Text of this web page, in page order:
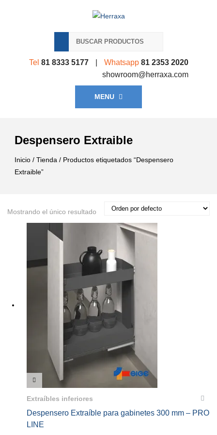
Tel 81 8333 5177 Whatsapp 81 2353 2020
showroom@herraxa.com
MENU
Despensero Extraible
Inicio / Tienda / Productos etiquetados “Despensero
Extraible”
Mostrando el único resultado
VISTA RÁPIDA
Extraíbles inferiores
Despensero Extraíble para gabinetes 300 mm – PRO
LINE